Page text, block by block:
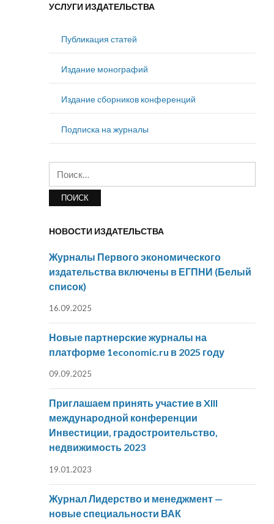
УСЛУГИ ИЗДАТЕЛЬСТВА
Публикация статей
Издание монографий
Издание сборников конференций
Подписка на журналы
НОВОСТИ ИЗДАТЕЛЬСТВА
Журналы Первого экономического
издательства включены в ЕГПНИ (Белый
список)
16.09.2025
Новые партнерские журналы на
платформе 1economic.ru в 2025 году
09.09.2025
Приглашаем принять участие в XIII
международной конференции
Инвестиции, градостроительство,
недвижимость 2023
19.01.2023
Журнал Лидерство и менеджмент —
новые специальности ВАК